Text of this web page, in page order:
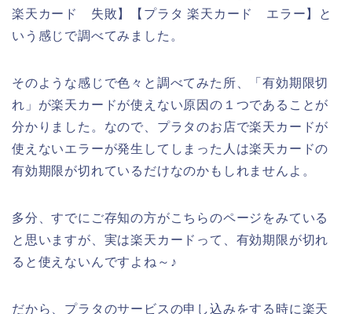
楽天カード 失敗】【プラタ 楽天カード エラー】と
いう感じで調べてみました。
そのような感じで色々と調べてみた所、「有効期限切
れ」が楽天カードが使えない原因の１つであることが
分かりました。なので、プラタのお店で楽天カードが
使えないエラーが発生してしまった人は楽天カードの
有効期限が切れているだけなのかもしれませんよ。
多分、すでにご存知の方がこちらのページをみている
と思いますが、実は楽天カードって、有効期限が切れ
ると使えないんですよね～♪
だから、プラタのサービスの申し込みをする時に楽天